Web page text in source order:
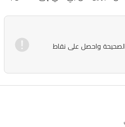
الصحيحة واحصل على نقاط